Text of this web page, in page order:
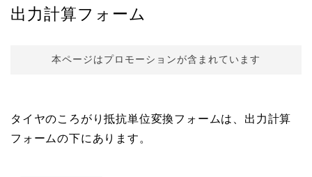
出力計算フォーム
本ページはプロモーションが含まれています
タイヤのころがり抵抗単位変換フォームは、出力計算
フォームの下にあります。